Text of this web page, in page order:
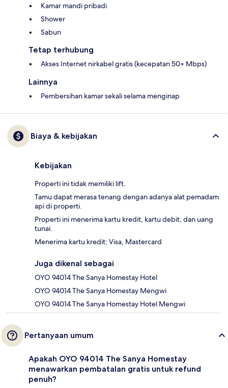
Kamar mandi pribadi
Shower
Sabun
Tetap terhubung
Akses Internet nirkabel gratis (kecepatan 50+ Mbps)
Lainnya
Pembersihan kamar sekali selama menginap
Biaya & kebijakan
Kebijakan
Properti ini tidak memiliki lift.
Tamu dapat merasa tenang dengan adanya alat pemadam
api di properti.
Properti ini menerima kartu kredit, kartu debit, dan uang
tunai.
Menerima kartu kredit: Visa, Mastercard
Juga dikenal sebagai
OYO 94014 The Sanya Homestay Hotel
OYO 94014 The Sanya Homestay Mengwi
OYO 94014 The Sanya Homestay Hotel Mengwi
Pertanyaan umum
Apakah OYO 94014 The Sanya Homestay
menawarkan pembatalan gratis untuk refund
penuh?